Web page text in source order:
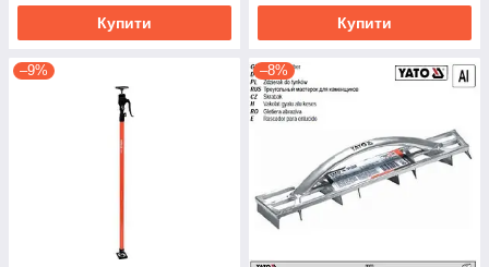
Купити Купити
–9% –8%